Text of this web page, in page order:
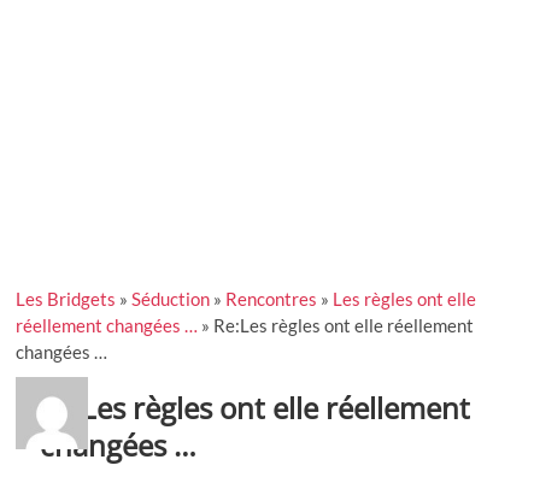
Les Bridgets »Séduction » Rencontres » Les règles ont elle
réellement changées … » Re:Les règles ont elle réellement
changées …
Re:Les règles ont elle réellement
changées …